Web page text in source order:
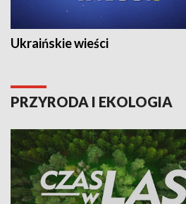
Ukraińskie wieści
PRZYRODA I EKOLOGIA